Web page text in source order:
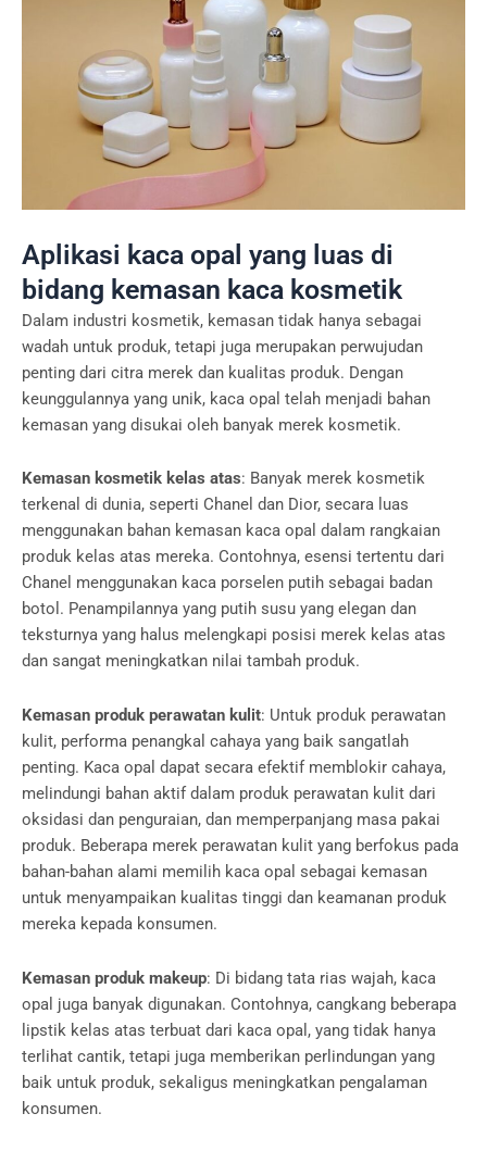
Aplikasi kaca opal yang luas di
bidang kemasan kaca kosmetik
Dalam industri kosmetik, kemasan tidak hanya sebagai
wadah untuk produk, tetapi juga merupakan perwujudan
penting dari citra merek dan kualitas produk. Dengan
keunggulannya yang unik, kaca opal telah menjadi bahan
kemasan yang disukai oleh banyak merek kosmetik.
Kemasan kosmetik kelas atas: Banyak merek kosmetik
terkenal di dunia, seperti Chanel dan Dior, secara luas
menggunakan bahan kemasan kaca opal dalam rangkaian
produk kelas atas mereka. Contohnya, esensi tertentu dari
Chanel menggunakan kaca porselen putih sebagai badan
botol. Penampilannya yang putih susu yang elegan dan
teksturnya yang halus melengkapi posisi merek kelas atas
dan sangat meningkatkan nilai tambah produk.
Kemasan produk perawatan kulit: Untuk produk perawatan
kulit, performa penangkal cahaya yang baik sangatlah
penting. Kaca opal dapat secara efektif memblokir cahaya,
melindungi bahan aktif dalam produk perawatan kulit dari
oksidasi dan penguraian, dan memperpanjang masa pakai
produk. Beberapa merek perawatan kulit yang berfokus pada
bahan-bahan alami memilih kaca opal sebagai kemasan
untuk menyampaikan kualitas tinggi dan keamanan produk
mereka kepada konsumen.
Kemasan produk makeup: Di bidang tata rias wajah, kaca
opal juga banyak digunakan. Contohnya, cangkang beberapa
lipstik kelas atas terbuat dari kaca opal, yang tidak hanya
terlihat cantik, tetapi juga memberikan perlindungan yang
baik untuk produk, sekaligus meningkatkan pengalaman
konsumen.